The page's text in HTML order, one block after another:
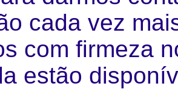
cada vez
com firmeza
estão